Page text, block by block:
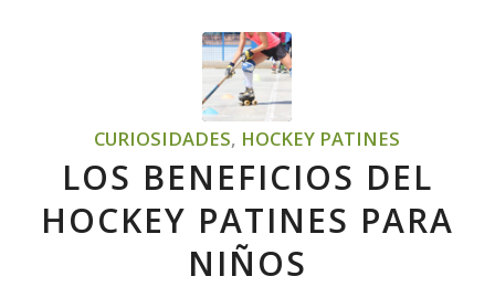
CURIOSIDADES, HOCKEY PATINES
LOS BENEFICIOS DEL
HOCKEY PATINES PARA
NIÑOS